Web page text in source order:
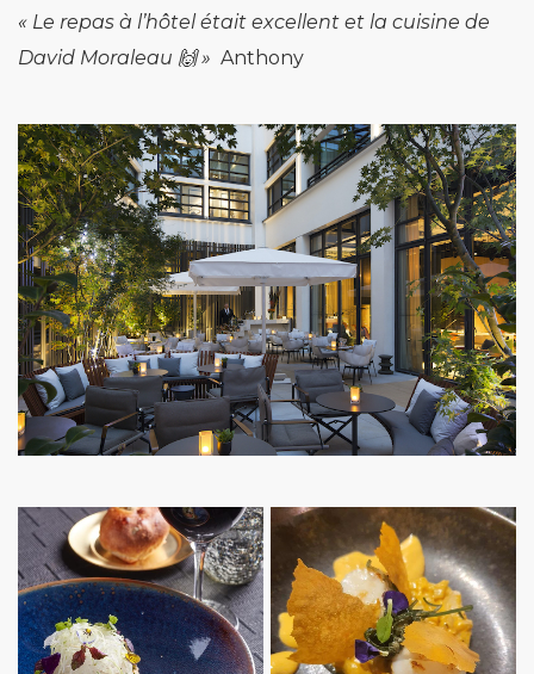
« Le repas à l’hôtel était excellent et la cuisine de
David Moraleau 🙌 » Anthony